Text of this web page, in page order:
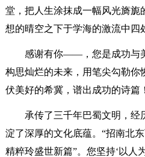
堂，把人生涂抹成一幅风光旖旎
想的晴空之下于学海的激流中四
感谢有你——，您是成功与
构思灿烂的未来，用笔尖勾勒你
伏美好的希冀，谱出成功的诗篇！
承传了三千年巴蜀文明，经
淀了深厚的文化底蕴。“招南北
精粹玲盛世新篇”。您坚持‘以人